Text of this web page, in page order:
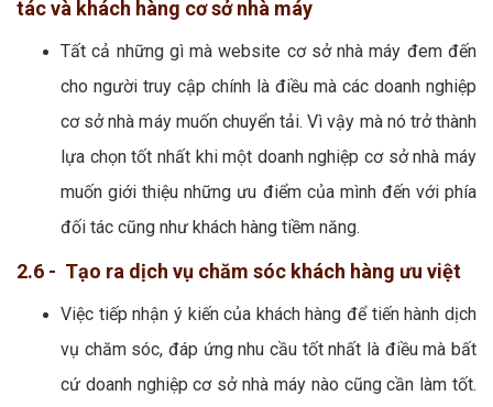
tác và khách hàng cơ sở nhà máy
Tất cả những gì mà website cơ sở nhà máy đem đến
cho người truy cập chính là điều mà các doanh nghiệp
cơ sở nhà máy muốn chuyển tải. Vì vậy mà nó trở thành
lựa chọn tốt nhất khi một doanh nghiệp cơ sở nhà máy
muốn giới thiệu những ưu điểm của mình đến với phía
đối tác cũng như khách hàng tiềm năng.
2.6 - Tạo ra dịch vụ chăm sóc khách hàng ưu việt
Việc tiếp nhận ý kiến của khách hàng để tiến hành dịch
vụ chăm sóc, đáp ứng nhu cầu tốt nhất là điều mà bất
cứ doanh nghiệp cơ sở nhà máy nào cũng cần làm tốt.